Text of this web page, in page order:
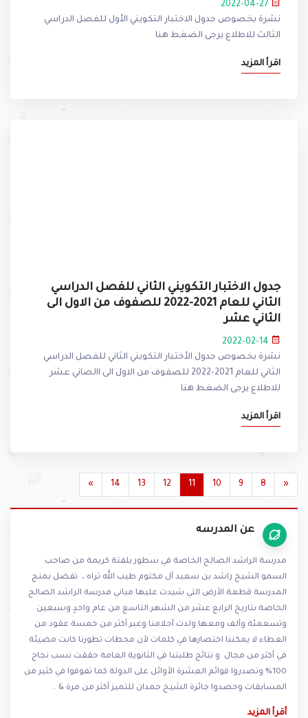
نشرة بخصوص جدول الاختبار التكويني الأول للفصل الدراسي
الثالث للاطلاع يرجى الضغط هنا
اقرأ المزيد
جدول الاختبار التكويني الثاني للفصل الدراسي
الثاني للعام 2021-2022 للصفوف من الاول الى
الثاني عشر
نشرة بخصوص جدول الأختبار التكويني الثاني للفصل الدراسي
الثاني للعام 2021-2022 للصفوف من الاول الى االصاني عشر
للاطلاع يرجى الضغط هنا
اقرأ المزيد
«
8
9
10
11
12
13
14
»
عن المدرسه
مدرسة الراشد الصالح الخاصة في سطور بلفتة كريمة من صاحب
السمو الشيخ راشد بن سعيد آل مكتوم طيب الله ثراه ، تفضل بمنح
المدرسة قطعة الأرض التي شيدت عليها مباني مدرسة الراشد الصالح
الخاصة بتاريخ الرابع عشر من الشهر التاسع من عام واحدٍ وسبعين
وتسعمئة وألف ومعها ولدت أحلامنا وعبر أكثر من خمسة عقود من
العطاء لا يمكننا اختصارها في كلمات لأن محطات تطورنا كانت مضيئة
في أكثر من مجال و نتائج طلبتنا في الثانوية العامة حققت نسب نجاح
100% وتصدروا قوائم العشرة الأوائل على الدولة كما تفوقوا في كثير من
المسابقات وحصدوا جائزة الشيخ حمدان للتميز أكثر من مرة & ..
أقرأ المزيد